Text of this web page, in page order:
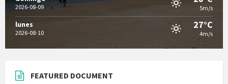
2026-08-09 5m/s
lunes
2026-08-10
27°C
4m/s
FEATURED DOCUMENT